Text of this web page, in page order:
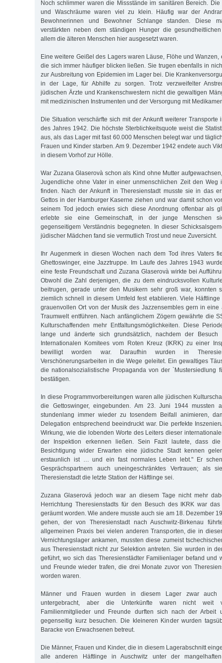
Noch schlimmer waren die Missstände im sanitären Bereich. Die
und Waschräume waren viel zu klein. Häufig war der
Bewohnerinnen und Bewohner Schlange standen. Diese
verstärkten neben dem ständigen Hunger die
allem die älteren Menschen hier ausgesetzt waren.
Eine weitere Geißel des Lagers waren Läuse, Flöhe und Wanzen,
die sich immer häufiger blicken ließen. Sie trugen ebenfalls in
zur Ausbreitung von Epidemien im Lager bei. Die
in der Lage, für Abhilfe zu sorgen. Trotz verzweifelter
jüdischen Ärzte und Krankenschwestern nicht die gewaltigen
mit medizinischen Instrumenten und der Versorgung mit
Die Situation verschärfte sich mit der Ankunft weiterer Transporte
des Jahres 1942. Die höchste Sterblichkeitsquote weist die
aus, als das Lager mit fast 60.000 Menschen belegt war und
Frauen und Kinder starben. Am 9. Dezember 1942 endete auch
in diesem Vorhof zur Hölle.
War Zuzana Glaserovà schon als Kind ohne Mutter
Jugendliche ohne Vater in einer unmenschlichen Zeit den Weg
finden. Nach der Ankunft in Theresienstadt musste sie in das
Gettos in der Hamburger Kaserne ziehen und war damit schon
seinem Tod jedoch erwies sich diese Anordnung offenbar als
erlebte sie eine Gemeinschaft, in der junge Menschen
gegenseitigem Verständnis begegneten. In dieser
jüdischer Mädchen fand sie vermutlich Trost und neue Zuversicht.
Ihr Augenmerk in diesen Wochen nach dem Tod ihres Vaters
Ghettoswinger, eine Jazztruppe. Im Laufe des Jahres 1943
eine feste Freundschaft und Zuzana Glaserovà wirkte bei
Obwohl die Zahl derjenigen, die zu dem eindrucksvollen
beitrugen, gerade unter den Musikern sehr groß war, konnten
ziemlich schnell in diesem Umfeld fest etablieren. Viele
grauenvollen Ort von der Musik des Jazzensembles gern in eine
Traumwelt entführen. Nach anfänglichem Zögern gewährte die
Kulturschaffenden mehr Entfaltungsmöglichkeiten. Diese
lange und änderte sich grundsätzlich, nachdem der Besuch
Internationalen Komitees vom Roten Kreuz (IKRK) zu einer
bewilligt worden war. Daraufhin wurden in
Verschönerungsarbeiten in die Wege geleitet. Ein gewaltiges
die nationalsozialistische Propaganda von der `Mustersiedlung
bestätigen.
In diese Programmvorbereitungen waren alle jüdischen
die Gettoswinger, eingebunden. Am 23. Juni 1944 mussten
stundenlang immer wieder zu tosendem Beifall animieren,
Delegation entsprechend beeindruckt war. Die perfekte
Wirkung, wie die lobenden Worte des Leiters dieser
der Inspektion erkennen ließen. Sein Fazit lautete, dass
Besichtigung wider Erwarten eine jüdische Stadt kennen
erstaunlich ist … und ein fast normales Leben lebt." Er
Gesprächspartnern auch uneingeschränktes Vertrauen; als
Theresienstadt die letzte Station der Häftlinge sei.
Zuzana Glaserová jedoch war an diesem Tage nicht mehr
Herrichtung Theresienstadts für den Besuch des IKRK war
geräumt worden. Wie andere musste auch sie am 18. Dezember
gehen, der von Theresienstadt nach Auschwitz-Birkenau
allgemeinen Praxis bei vielen anderen Transporten, die in
Vernichtungslager ankamen, mussten diese zumeist
aus Theresienstadt nicht zur Selektion antreten. Sie wurden in
geführt, wo sich das Theresienstädter Familienlager befand und
und Freunde wieder trafen, die drei Monate zuvor von
worden waren.
Männer und Frauen wurden in diesem Lager zwar auch
untergebracht, aber die Unterkünfte waren nicht weit
Familienmitglieder und Freunde durften sich nach der Arbeit
gegenseitig kurz besuchen. Die kleineren Kinder wurden
Baracke von Erwachsenen betreut.
Die Männer, Frauen und Kinder, die in diesem Lagerabschnitt
alle anderen Häftlinge in Auschwitz unter der